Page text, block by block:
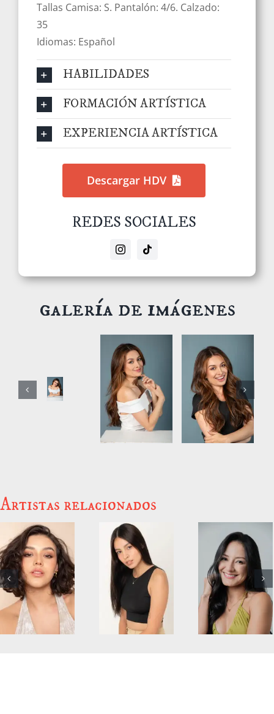
Tallas Camisa: S. Pantalón: 4/6. Calzado:
35
Idiomas: Español
HABILIDADES
FORMACIÓN ARTÍSTICA
EXPERIENCIA ARTÍSTICA
Descargar HDV
REDES SOCIALES
galería de imágenes
Artistas relacionados